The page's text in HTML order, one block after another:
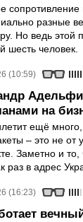
разные
Но ведь этой
шесть человек.
(10:59)
на
ещё
– это не от
Заметно и
раз в адрес
(16:23)